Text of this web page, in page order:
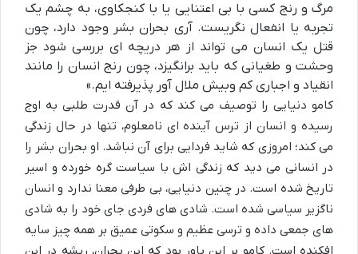
مرگ و رنج کسی با بی اعتنایی یا با کنجکاوی، به چشم یک
تجربه یا انفعال نگریست. آری بحران بشر وجود دارد، چون
قتل یک انسان می تواند از هر دریچه ای بررسی شود جز
وحشت و طغیانی که باید برانگیزد، چون رنج انسان را مانند
انقیاد و اجباری کم وبیش ملال آور پذیرفته ایم.»
کامو دنیایی را توصیف می کند که در آن قدرت طلبی به اوج
رسیده و انسان از ترس آینده ای نامعلوم، تنها در حال زندگی
می کند؛ امروزی که شاید فردایی برای آن نباشد. او بحران بشر را
در انسانی می دید که زندگی اش با سیاست گره خورده و اسیر
تاریخ شده است. در چنین دنیایی، بی طرفی معنا ندارد و انسان
ناگزیر سیاسی شده است. شادی های فردی جای خود را به شادی
های جمعی داده و ترسی عظیم و سکوتی عمیق بر همه چیز سایه